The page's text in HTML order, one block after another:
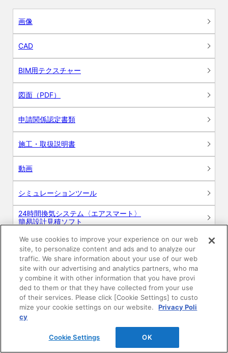
画像
CAD
BIM用テクスチャー
図面（PDF）
申請関係認定書類
施工・取扱説明書
動画
シミュレーションツール
24時間換気システム〈エアスマート〉
簡易設計見積ソフト
R&Dセンター環境測定・分析サービス
商品マスター申し込み
電子公告 このWEBサイトについて
We use cookies to improve your experience on our web
site, to personalize content and ads and to analyze our
traffic. We share information about your use of our web
site with our advertising and analytics partners, who ma
y combine it with other information that you have provi
ded to them or that they have collected from your use
of their services. Please click [Cookie Settings] to custo
mize your cookie settings on our website.
Privacy Poli
cy
Cookie Settings OK